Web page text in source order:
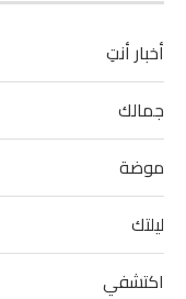
أخبار أنتِ
جمالك
موضة
ليلتك
اكتشفي